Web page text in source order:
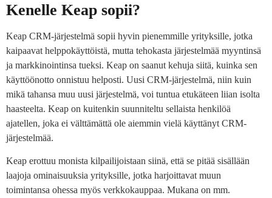
Kenelle Keap sopii?
Keap CRM-järjestelmä sopii hyvin pienemmille yrityksille, jotka
kaipaavat helppokäyttöistä, mutta tehokasta järjestelmää myyntinsä
ja markkinointinsa tueksi. Keap on saanut kehuja siitä, kuinka sen
käyttöönotto onnistuu helposti. Uusi CRM-järjestelmä, niin kuin
mikä tahansa muu uusi järjestelmä, voi tuntua etukäteen liian isolta
haasteelta. Keap on kuitenkin suunniteltu sellaista henkilöä
ajatellen, joka ei välttämättä ole aiemmin vielä käyttänyt CRM-
järjestelmää.
Keap erottuu monista kilpailijoistaan siinä, että se pitää sisällään
laajoja ominaisuuksia yrityksille, jotka harjoittavat muun
toimintansa ohessa myös verkkokauppaa. Mukana on mm.